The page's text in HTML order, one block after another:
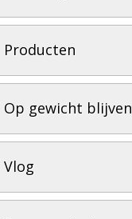
Producten
Op gewicht blijven
Vlog